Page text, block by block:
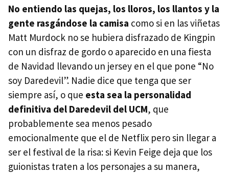
No entiendo las quejas, los lloros, los llantos y la
gente rasgándose la camisa como si en las viñetas
Matt Murdock no se hubiera disfrazado de Kingpin
con un disfraz de gordo o aparecido en una fiesta
de Navidad llevando un jersey en el que pone “No
soy Daredevil”. Nadie dice que tenga que ser
siempre así, o que esta sea la personalidad
definitiva del Daredevil del UCM, que
probablemente sea menos pesado
emocionalmente que el de Netflix pero sin llegar a
ser el festival de la risa: si Kevin Feige deja que los
guionistas traten a los personajes a su manera,